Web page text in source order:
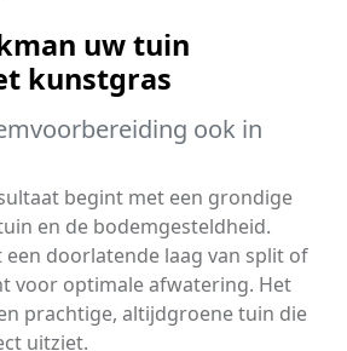
uw tuin
kunstgras
ook in
begint met een grondige
en de bodemgesteldheid.
doorlatende laag van split of
voor optimale afwatering. Het
prachtige, altijdgroene tuin die
uitziet.